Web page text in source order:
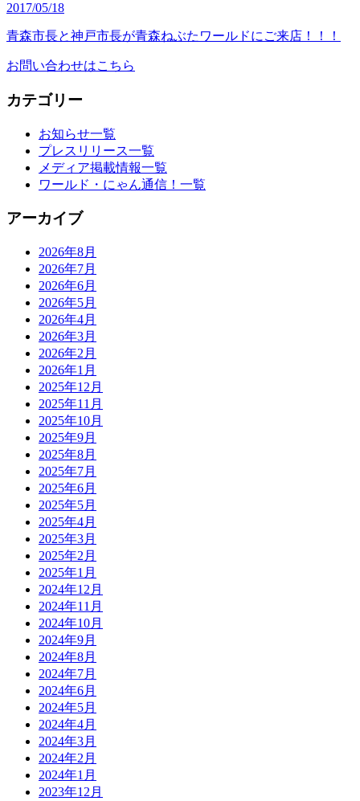
2017/05/18
青森市長と神戸市長が青森ねぶたワールドにご来店！！！
お問い合わせはこちら
カテゴリー
お知らせ一覧
プレスリリース一覧
メディア掲載情報一覧
ワールド・にゃん通信！一覧
アーカイブ
2026年8月
2026年7月
2026年6月
2026年5月
2026年4月
2026年3月
2026年2月
2026年1月
2025年12月
2025年11月
2025年10月
2025年9月
2025年8月
2025年7月
2025年6月
2025年5月
2025年4月
2025年3月
2025年2月
2025年1月
2024年12月
2024年11月
2024年10月
2024年9月
2024年8月
2024年7月
2024年6月
2024年5月
2024年4月
2024年3月
2024年2月
2024年1月
2023年12月